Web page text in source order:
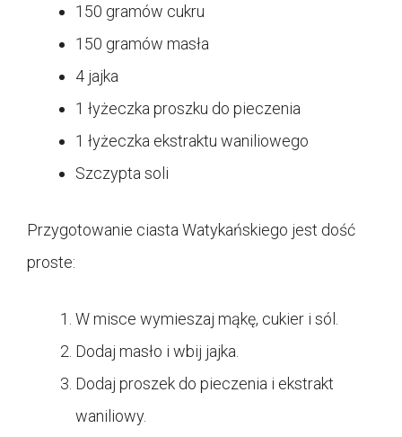
150 gramów cukru
150 gramów masła
4 jajka
1 łyżeczka proszku do pieczenia
1 łyżeczka ekstraktu waniliowego
Szczypta soli
Przygotowanie ciasta Watykańskiego jest dość
proste:
W misce wymieszaj mąkę, cukier i sól.
Dodaj masło i wbij jajka.
Dodaj proszek do pieczenia i ekstrakt
waniliowy.